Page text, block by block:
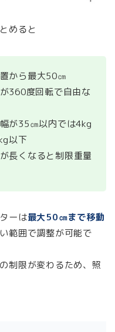
めると
から最大50㎝
360度回転で自由な
が35㎝以内では4kg
以下
長くなると制限重量
ーは最大50㎝まで移動
範囲で調整が可能で
制限が変わるため、照